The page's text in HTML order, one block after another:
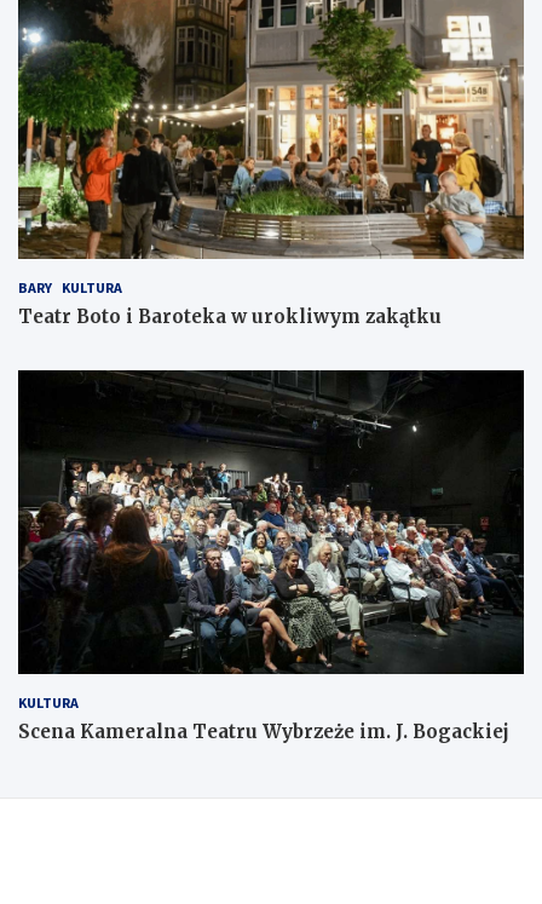
BARY KULTURA
Teatr Boto i Baroteka w urokliwym zakątku
KULTURA
Scena Kameralna Teatru Wybrzeże im. J. Bogackiej